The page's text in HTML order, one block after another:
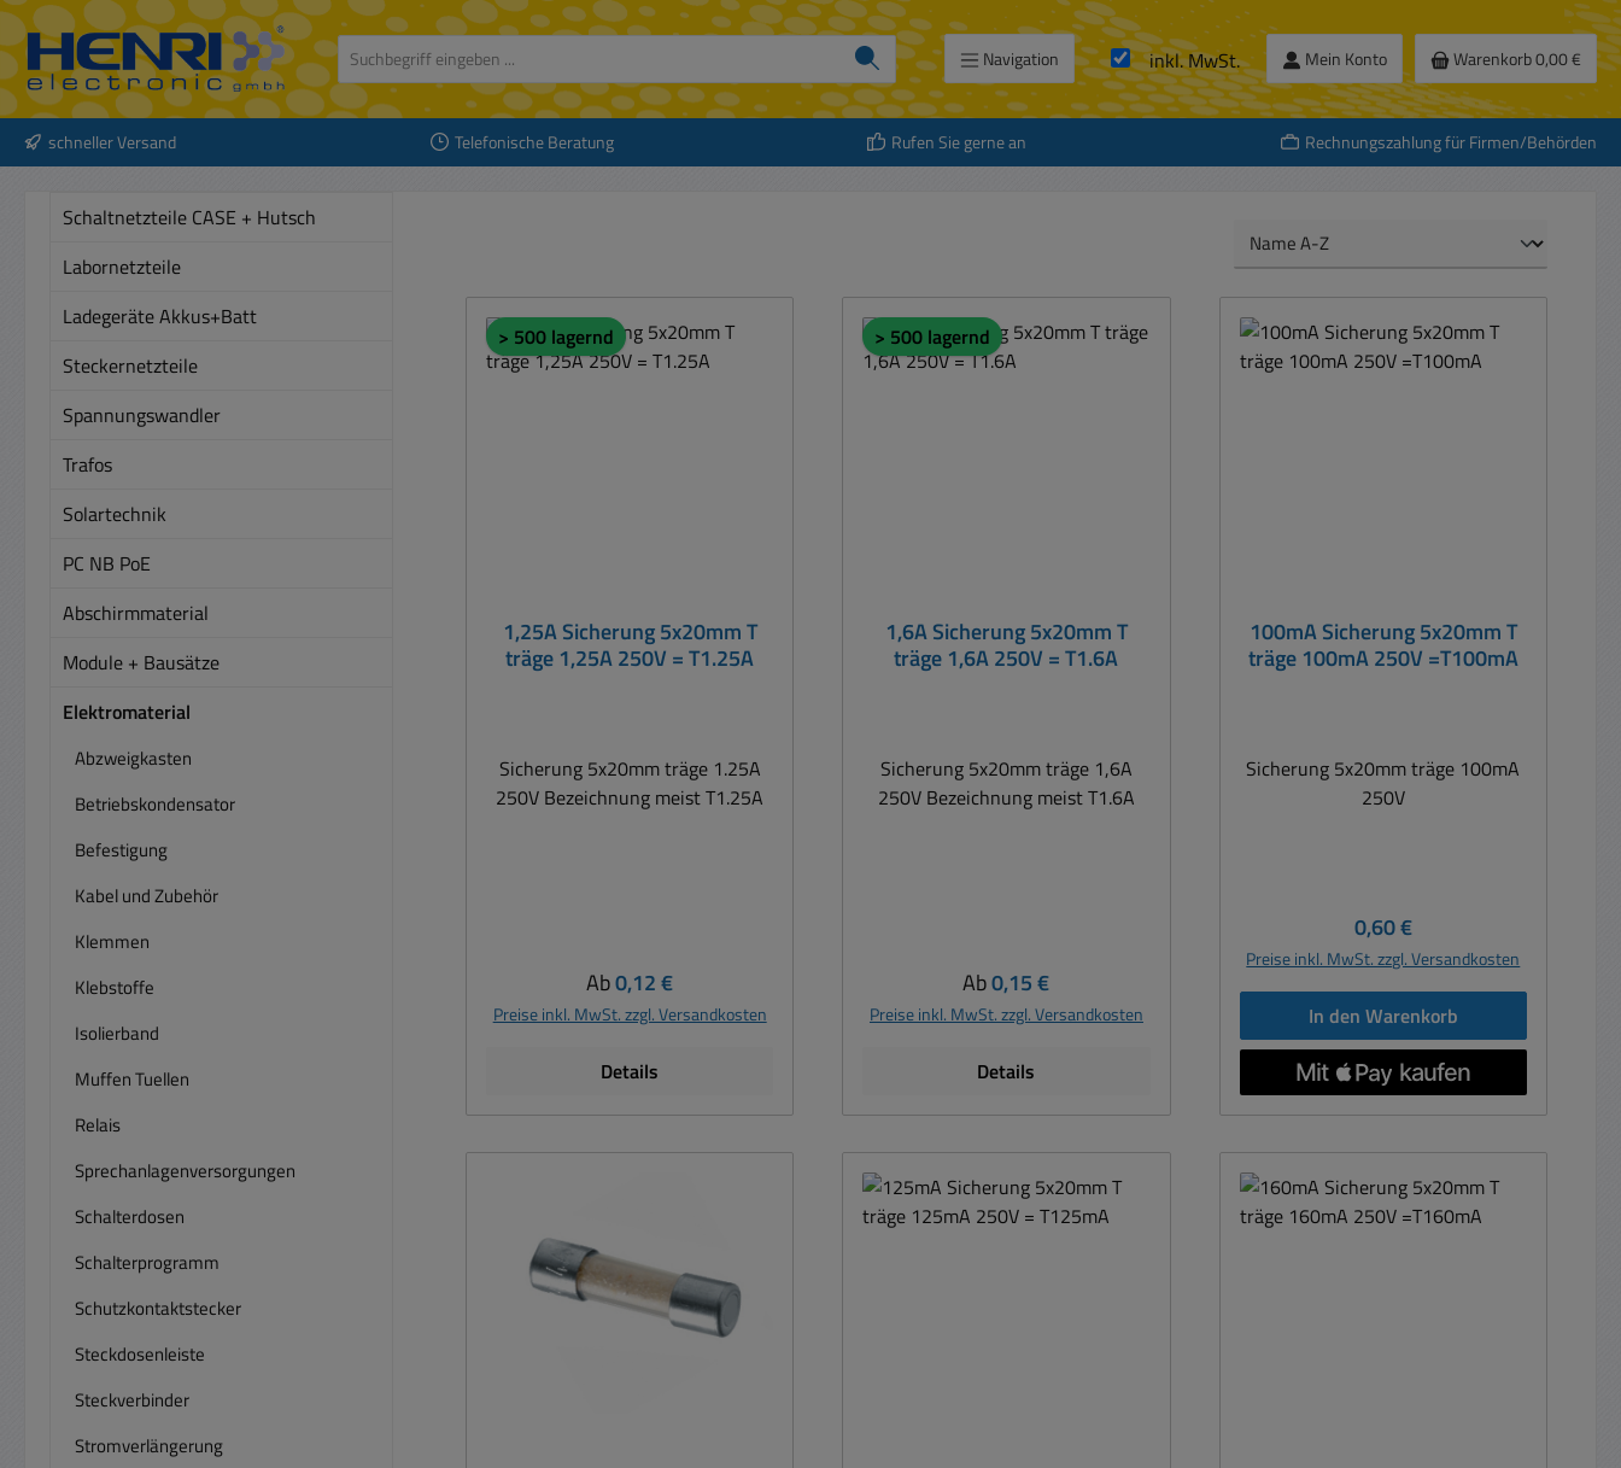
Hauptinhalt springen
Zur Suche springen
Zur Hauptnavigation springen
Navigation inkl. MwSt. Mein Konto Warenkorb0,00 €
schneller Versand Telefonische Beratung Rufen Sie gerne an Rechnungszahlung für Firmen/Behörden
Schaltnetzteile CASE + Hutsch
Labornetzteile
Ladegeräte Akkus+Batt
Steckernetzteile
Spannungswandler
Trafos
Solartechnik
PC NB PoE
Abschirmmaterial
Module + Bausätze
Elektromaterial
Abzweigkasten
Betriebskondensator
Befestigung
Kabel und Zubehör
Klemmen
Klebstoffe
Isolierband
Muffen Tuellen
Relais
Sprechanlagenversorgungen
Schalterdosen
Schalterprogramm
Schutzkontaktstecker
Steckdosenleiste
Steckverbinder
Stromverlängerung
> 500 lagernd
1,25A Sicherung 5x20mm T
träge 1,25A 250V = T1.25A
Sicherung 5x20mm träge 1.25A
250V Bezeichnung meist T1.25A
Regulärer Preis:
Ab0,12 €
Preise inkl. MwSt. zzgl. Versandkosten
Details
> 500 lagernd
1,6A Sicherung 5x20mm T
träge 1,6A 250V = T1.6A
Sicherung 5x20mm träge 1,6A
250V Bezeichnung meist T1.6A
Regulärer Preis:
Ab0,15 €
Preise inkl. MwSt. zzgl. Versandkosten
Details
100mA Sicherung 5x20mm T
träge 100mA 250V =T100mA
Sicherung 5x20mm träge 100mA
250V
Regulärer Preis:
0,60 €
Preise inkl. MwSt. zzgl. Versandkosten
In den Warenkorb